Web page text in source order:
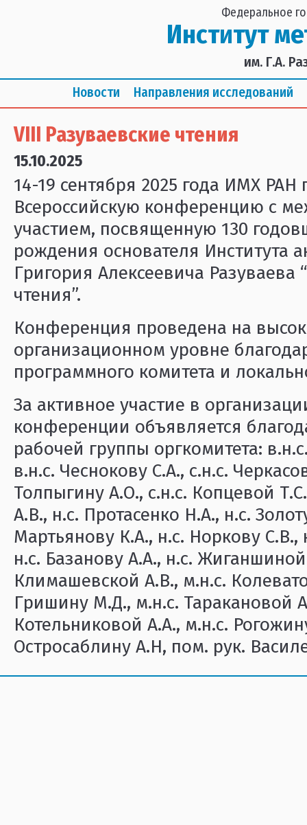
Федеральное
Институт
им. Г.А.
Новости Направления исследований
VIII Разуваевские чтения
15.10.2025
14-19 сентября 2025 года ИМХ РАН
Всероссийскую конференцию с
участием, посвященную 130
рождения основателя Института
Григория Алексеевича Разуваева
чтения”.
Конференция проведена на
организационном уровне
программного комитета и
За активное участие в
конференции объявляется
рабочей группы оргкомитета:
в.н.с. Чеснокову С.А., с.н.с.
Толпыгину А.О., с.н.с. Копцевой
А.В., н.с. Протасенко Н.А., н.с.
Мартьянову К.А., н.с. Норкову С.В.,
н.с. Базанову А.А., н.с.
Климашевской А.В., м.н.с.
Гришину М.Д., м.н.с. Таракановой
Котельниковой А.А., м.н.с.
Остросаблину А.Н, пом. рук.